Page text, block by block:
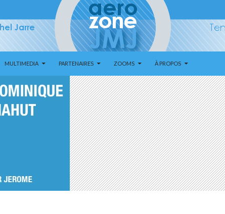
MULTIMEDIA PARTENAIRES ZOOMS À PROPOS